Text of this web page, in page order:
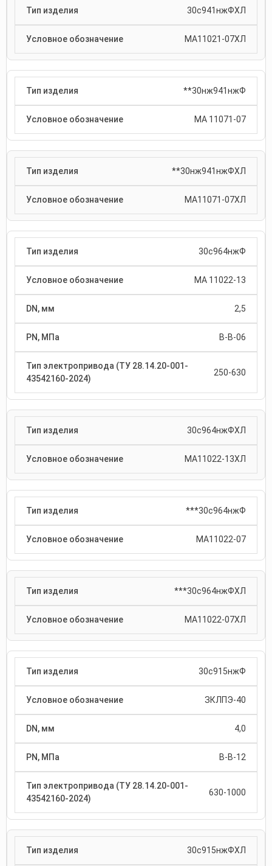
30с941нжФХЛ
МА11021-07ХЛ
**30нж941нжФ
МА 11071-07
**30нж941нжФХЛ
МА11071-07ХЛ
30с964нжФ
МА 11022-13
2,5
В-В-06
250-630
30с964нжФХЛ
МА11022-13ХЛ
***30с964нжФ
МА11022-07
***30с964нжФХЛ
МА11022-07ХЛ
30с915нжФ
ЗКЛПЭ-40
4,0
В-В-12
630-1000
30с915нжФХЛ